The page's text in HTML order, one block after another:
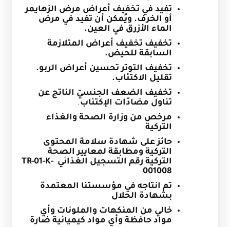
تفيد في تخفيف أعراض مرض الزهايمر
أو الخرف. ويُمكن أن تفيد في مرض
الماء الأزرق في العين.
تخفيف تخفيف أعراض المتلازمة
السابقة للحيض.
تخفيف التوتر تحسين أعراض الربو.
تقليل الاكتئاب.
تخفيف الضعف الجنسيّ الناتج عن
تناول مضادّات الإكتئاب.
مرخص من وزارة الصحة والغذاء
التركية
حائز على شهادة سلامة المحتوى
التركية ومطابقة لمعايير الصحة
التركية رقم التسجيل الغذائي TR-01-K-
001008
تم انتاجه في مؤسستنا المعتمدة
بشهادة الحلال
خالي من المنكهات والملونات وأي
مواد حافظة وأي مواد كيميائية ضارة